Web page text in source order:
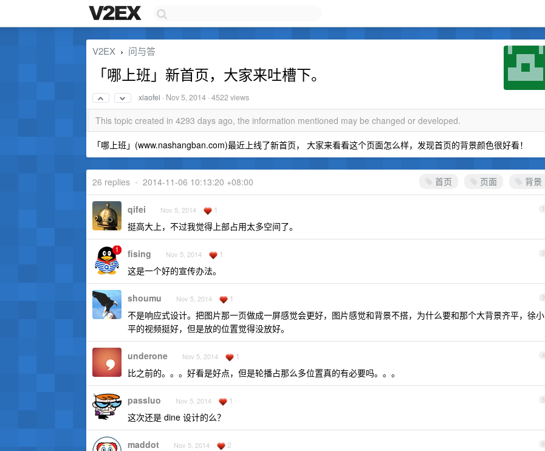
V2EX › 问与答
「哪上班」新首页，大家来吐槽下。
xiaofei · Nov 5, 2014 · 4522 views
This topic created in 4293 days ago, the information mentioned may be changed or developed.
「哪上班」(www.nashangban.com)最近上线了新首页， 大家来看看这个页面怎么样，发现首页的背景颜色很好看！
首页 页面 背景
26 replies • 2014-11-06 10:13:20 +08:00
1
qifei Nov 5, 2014 1
挺高大上，不过我觉得上部占用太多空间了。
2
fising Nov 5, 2014 1
这是一个好的宣传办法。
3
shoumu Nov 5, 2014 1
不是响应式设计。把图片那一页做成一屏感觉会更好，图片感觉和背景不搭，为什么要和那个大背景齐平，徐小
平的视频挺好，但是放的位置觉得没放好。
4
underone Nov 5, 2014 1
比之前的。。。好看是好点，但是轮播占那么多位置真的有必要吗。。。
5
passluo Nov 5, 2014 1
这次还是 dine 设计的么？
6
maddot Nov 5, 2014 2